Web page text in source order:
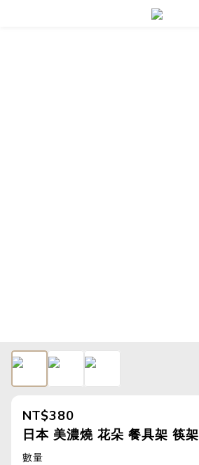
NT$380
日本 美濃燒 花朵 餐具架 筷架
數量